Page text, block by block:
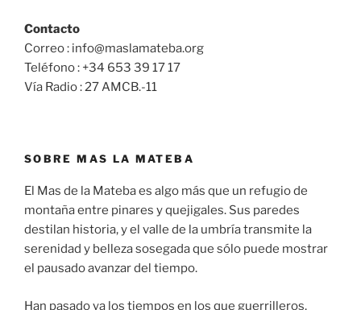
Contacto
Correo : info@maslamateba.org
Teléfono : +34 653 39 17 17
Vía Radio : 27 AMCB.-11
SOBRE MAS LA MATEBA
El Mas de la Mateba es algo más que un refugio de
montaña entre pinares y quejigales. Sus paredes
destilan historia, y el valle de la umbría transmite la
serenidad y belleza sosegada que sólo puede mostrar
el pausado avanzar del tiempo.
Han pasado ya los tiempos en los que guerrilleros,